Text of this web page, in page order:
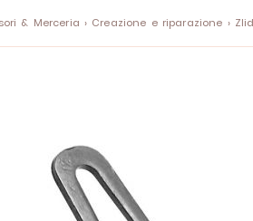
& Merceria Creazione e riparazione